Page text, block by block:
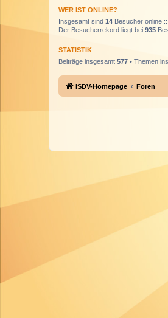
WER IST ONLINE?
Insgesamt sind 14 Besucher online
Der Besucherrekord liegt bei 935
STATISTIK
Beiträge insgesamt 577 • Themen
ISDV-Homepage Foren